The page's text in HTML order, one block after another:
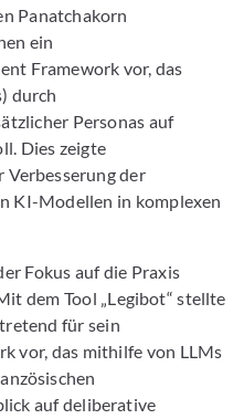
Panatchakorn
ein
Framework vor, das
durch
Personas auf
Dies zeigte
Verbesserung der
KI-Modellen in komplexen
Fokus auf die Praxis
dem Tool „Legibot“ stellte
für sein
vor, das mithilfe von LLMs
auf deliberative